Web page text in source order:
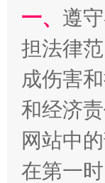
习近
一、 遵
担法律
成伤害
和经济
网站中
在第一